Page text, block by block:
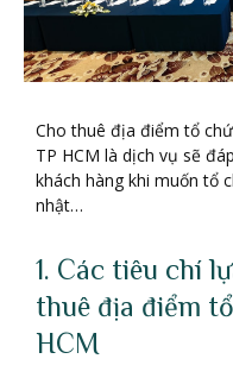
Cho thuê địa điểm tổ
TP HCM là dịch vụ sẽ
khách hàng khi muốn tổ
nhật…
1. Các tiêu chí
thuê địa điểm
HCM